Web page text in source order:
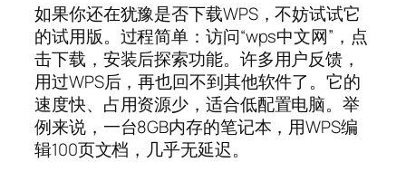
如果你还在犹豫是否下载WPS，不妨试试它
的试用版。过程简单：访问“wps中文网”，点
击下载，安装后探索功能。许多用户反馈，
用过WPS后，再也回不到其他软件了。它的
速度快、占用资源少，适合低配置电脑。举
例来说，一台8GB内存的笔记本，用WPS编
辑100页文档，几乎无延迟。